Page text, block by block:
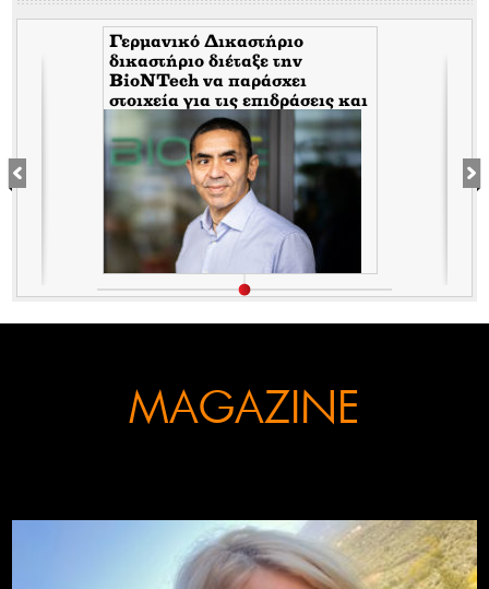
Γερμανικό Δικαστήριο
δικαστήριο διέταξε την
BioNTech να παράσχει
στοιχεία για τις επιδράσεις και
τις παρενέργειες των παρτίδων
FE6975 και 1D020A
MAGAZINE